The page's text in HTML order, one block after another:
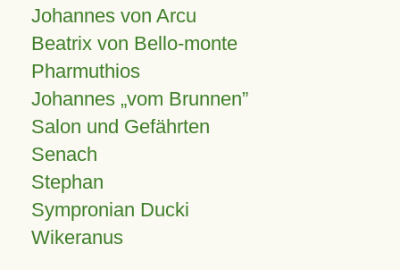
Johannes von Arcu
Beatrix von Bello-monte
Pharmuthios
Johannes vom Brunnen
Salon und Gefährten
Senach
Stephan
Sympronian Ducki
Wikeranus